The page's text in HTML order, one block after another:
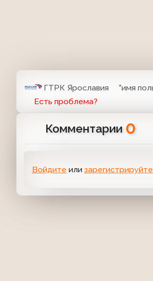
ГТРК Ярославия "имя
Есть проблема?
Комментарии 0
Войдите или